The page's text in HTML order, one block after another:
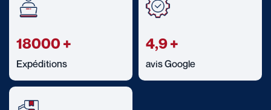
18000+
Expéditions
4,9+
avis Google